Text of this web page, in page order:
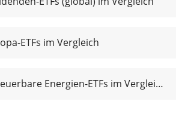
ETFs im Vergleich
Erneuerbare Energien-ETFs im Vergleich